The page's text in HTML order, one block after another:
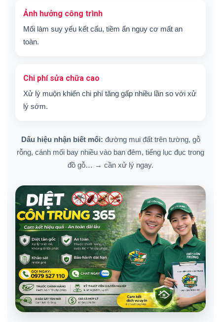
Ảnh hưởng công trình
Mối làm suy yếu kết cấu, tiềm ẩn nguy cơ mất an
toàn.
Chi phí sửa chữa cao
Xử lý muộn khiến chi phí tăng gấp nhiều lần so với xử
lý sớm.
Dấu hiệu nhận biết mối: đường mui đất trên tường, gỗ
rỗng, cánh mối bay nhiều vào ban đêm, tiếng lục đục trong
đồ gỗ… → cần xử lý ngay.